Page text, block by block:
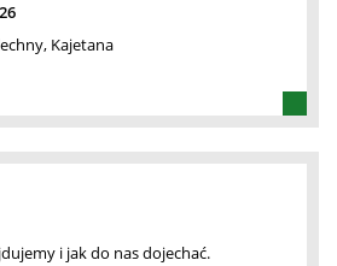
Kajetana
i jak do nas dojechać.